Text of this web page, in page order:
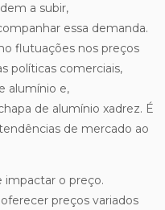
a subir,
essa demanda.
flutuações nos preços
políticas comerciais,
alumínio e,
de alumínio xadrez. É
de mercado ao
impactar o preço.
preços variados